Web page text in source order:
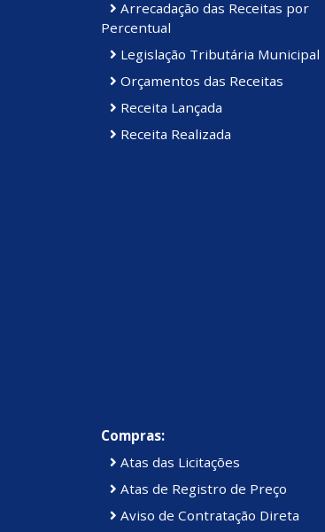
Arrecadação das Receitas por
Percentual
Legislação Tributária Municipal
Orçamentos das Receitas
Receita Lançada
Receita Realizada
Compras:
Atas das Licitações
Atas de Registro de Preço
Aviso de Contratação Direta